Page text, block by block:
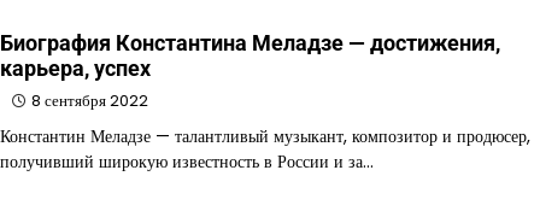
Биография Константина Меладзе — достижения,
карьера, успех
8 сентября 2022
Константин Меладзе — талантливый музыкант, композитор и продюсер,
получивший широкую известность в России и за…